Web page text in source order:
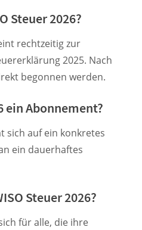
Steuer 2026?
rechtzeitig zur
2025. Nach
begonnen werden.
ein Abonnement?
sich auf ein konkretes
ein dauerhaftes
Steuer 2026?
für alle, die ihre